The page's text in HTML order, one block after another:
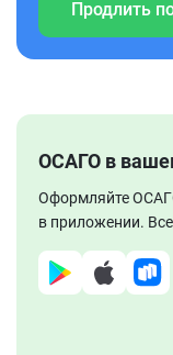
Продлить
ОСАГО в
Оформляйте
в приложении.